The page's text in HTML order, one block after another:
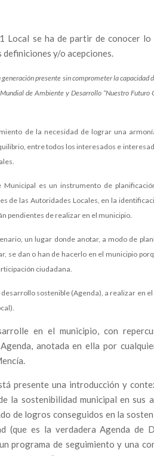
Local se ha de partir de conocer
y/o acepciones.
presente sin comprometer la capacidad
de Ambiente y Desarrollo “Nuestro Futuro
de la necesidad de lograr una
entre todos los interesados e
es un instrumento de
de las Autoridades Locales, en la
pendientes de realizar en el municipio.
un lugar donde anotar, a modo de
se dan o han de hacerlo en el municipio
ciudadana.
sostenible (Agenda), a realizar en el
en el municipio, con
anotada en ella por
presente una introducción y
la sostenibilidad municipal en sus
de logros conseguidos en la
(que es la verdadera Agenda de
programa de seguimiento y una